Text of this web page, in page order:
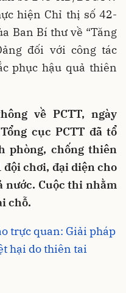
hiện Chỉ thị số 42-
Ban Bí thư về “Tăng
đối với công tác
phục hậu quả thiên
về PCTT, ngày
cục PCTT đã tổ
phòng, chống thiên
đội chơi, đại diện cho
Cuộc thi nhằm
chỗ.
trực quan: Giải pháp
hại do thiên tai